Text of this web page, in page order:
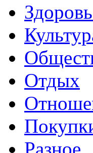
Отдых
Разное